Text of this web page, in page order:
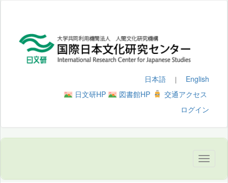
日本語 ｜ English
日文研HP
図書館HP
交通アクセス
ログイン